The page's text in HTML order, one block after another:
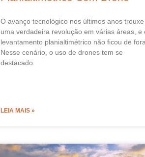
O avanço tecnológico nos últimos anos trouxe
uma verdadeira revolução em várias áreas, e
levantamento planialtimétrico não ficou de fora.
Nesse cenário, o uso de drones tem se
destacado
LEIA MAIS »